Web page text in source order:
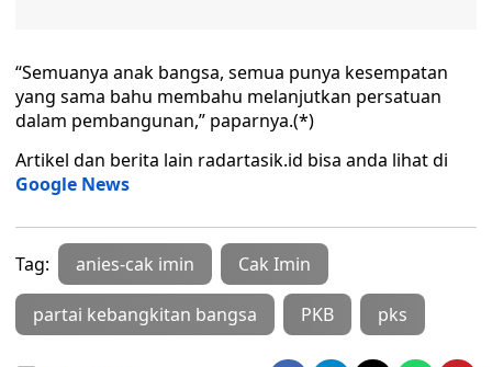
“Semuanya anak bangsa, semua punya kesempatan
yang sama bahu membahu melanjutkan persatuan
dalam pembangunan,” paparnya.(*)
Artikel dan berita lain radartasik.id bisa anda lihat di
Google News
Tag: anies-cak imin Cak Imin
partai kebangkitan bangsa PKB pks